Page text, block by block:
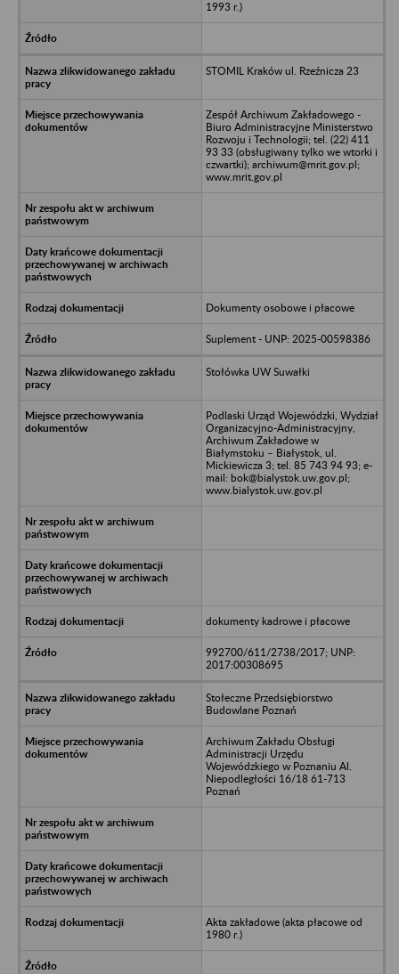
1993 r.)
STOMIL Kraków ul. Rzeźnicza 23
Zespół Archiwum Zakładowego -
Biuro Administracyjne Ministerstwo
Rozwoju i Technologii; tel. (22) 411
93 33 (obsługiwany tylko we wtorki i
czwartki); archiwum@mrit.gov.pl;
www.mrit.gov.pl
Dokumenty osobowe i płacowe
Suplement - UNP: 2025-00598386
Stołówka UW Suwałki
Podlaski Urząd Wojewódzki, Wydział
Organizacyjno-Administracyjny,
Archiwum Zakładowe w
Białymstoku – Białystok, ul.
Mickiewicza 3; tel. 85 743 94 93; e-
mail: bok@bialystok.uw.gov.pl;
www.bialystok.uw.gov.pl
dokumenty kadrowe i płacowe
992700/611/2738/2017; UNP:
2017:00308695
Stołeczne Przedsiębiorstwo
Budowlane Poznań
Archiwum Zakładu Obsługi
Administracji Urzędu
Wojewódzkiego w Poznaniu Al.
Niepodległości 16/18 61-713
Poznań
Akta zakładowe (akta płacowe od
1980 r.)